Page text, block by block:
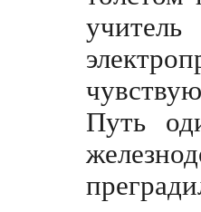
Путь